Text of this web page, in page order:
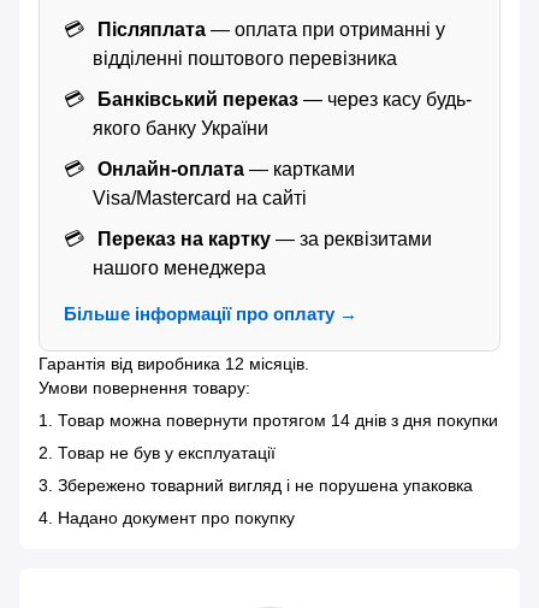
Післяплата — оплата при отриманні у
відділенні поштового перевізника
Банківський переказ — через касу будь-
якого банку України
Онлайн-оплата — картками
Visa/Mastercard на сайті
Переказ на картку — за реквізитами
нашого менеджера
Більше інформації про оплату →
Гарантія від виробника 12 місяців.
Умови повернення товару:
1. Товар можна повернути протягом 14 днів з дня покупки
2. Товар не був у експлуатації
3. Збережено товарний вигляд і не порушена упаковка
4. Надано документ про покупку